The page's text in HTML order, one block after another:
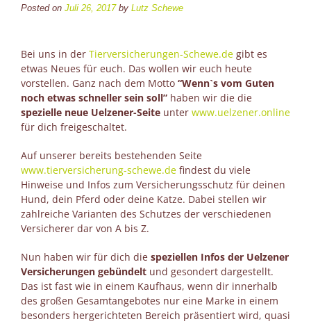
Posted on Juli 26, 2017by Lutz Schewe
Bei uns in der Tierversicherungen-Schewe.de gibt es
etwas Neues für euch. Das wollen wir euch heute
vorstellen. Ganz nach dem Motto “Wenn`s vom Guten
noch etwas schneller sein soll” haben wir die die
spezielle neue Uelzener-Seite unter www.uelzener.online
für dich freigeschaltet.
Auf unserer bereits bestehenden Seite
www.tierversicherung-schewe.de findest du viele
Hinweise und Infos zum Versicherungsschutz für deinen
Hund, dein Pferd oder deine Katze. Dabei stellen wir
zahlreiche Varianten des Schutzes der verschiedenen
Versicherer dar von A bis Z.
Nun haben wir für dich die speziellen Infos der Uelzener
Versicherungen gebündelt und gesondert dargestellt.
Das ist fast wie in einem Kaufhaus, wenn dir innerhalb
des großen Gesamtangebotes nur eine Marke in einem
besonders hergerichteten Bereich präsentiert wird, quasi